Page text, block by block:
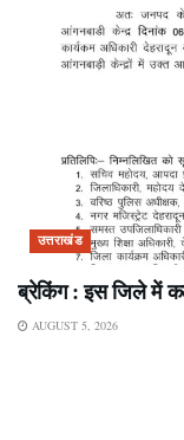
उत्तराखंड
ब्रेकिंग : इस जिले में
AUGUST 5, 2026